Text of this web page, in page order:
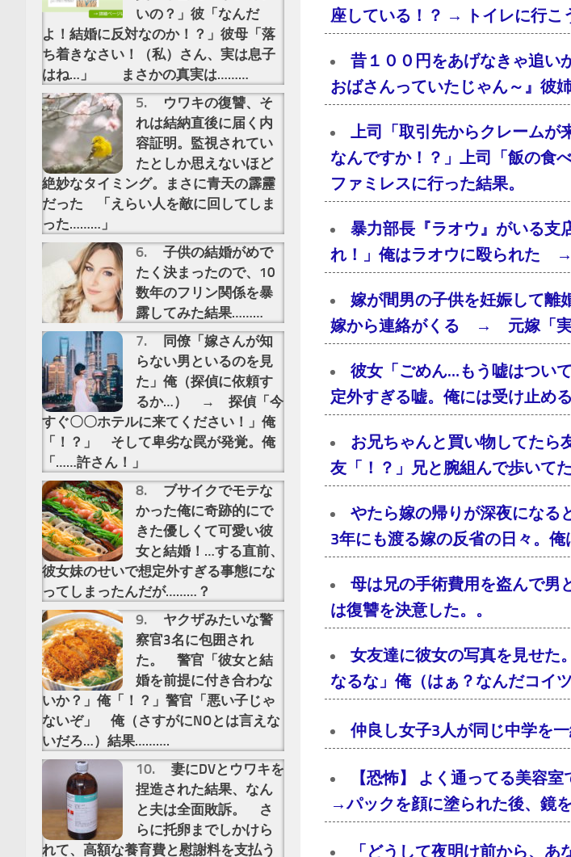
座している！？ → トイレに行こ
昔１００円をあげなきゃ追い
おばさんっていたじゃん～』彼
上司「取引先からクレームが
なんですか！？」上司「飯の
ファミレスに行った結果。
暴力部長『ラオウ』がいる支
れ！」俺はラオウに殴られた →
嫁が間男の子供を妊娠して離
嫁から連絡がくる → 元嫁「実
彼女「ごめん…もう嘘はつい
定外すぎる嘘。俺には受け止め
お兄ちゃんと買い物してた
友「！？」兄と腕組んで歩いて
やたら嫁の帰りが深夜にな
3年にも渡る嫁の反省の日々。俺
母は兄の手術費用を盗んで男
は復讐を決意した。。
女友達に彼女の写真を見せた
なるな」俺（はぁ？なんだコ
仲良し女子3人が同じ中学を
【恐怖】 よく通ってる美容
→パックを顔に塗られた後、鏡
「どうして夜明け前から、
いの？」彼「なんだ
よ！結婚に反対なのか！？」彼母「落
ち着きなさい！（私）さん、実は息子
はね…」 まさかの真実は………
ウワキの復讐、そ
れは結納直後に届く内
容証明。監視されてい
たとしか思えないほど
絶妙なタイミング。まさに青天の霹靂
だった 「えらい人を敵に回してしま
った………」
子供の結婚がめで
たく決まったので、10
数年のフリン関係を暴
露してみた結果………
同僚「嫁さんが知
らない男といるのを見
た」俺（探偵に依頼す
るか…） → 探偵「今
すぐ〇〇ホテルに来てください！」俺
「！？」 そして卑劣な罠が発覚。俺
「……許さん！」
ブサイクでモテな
かった俺に奇跡的にで
きた優しくて可愛い彼
女と結婚！…する直前、
彼女妹のせいで想定外すぎる事態にな
ってしまったんだが………？
ヤクザみたいな警
察官3名に包囲され
た。 警官「彼女と結
婚を前提に付き合わな
いか？」俺「！？」警官「悪い子じゃ
ないぞ」 俺（さすがにNOとは言えな
いだろ…）結果……….
妻にDVとウワキを
捏造された結果、なん
と夫は全面敗訴。 さ
らに托卵までしかけら
れて、高額な養育費と慰謝料を支払う